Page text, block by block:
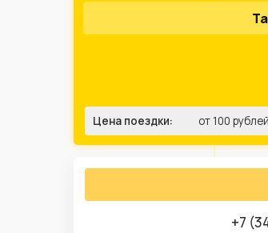
Цена поездки: от 100 рублей
+7